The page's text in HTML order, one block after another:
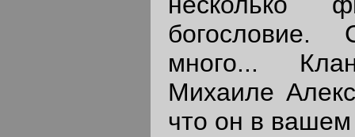
много...
Михаиле
что он в